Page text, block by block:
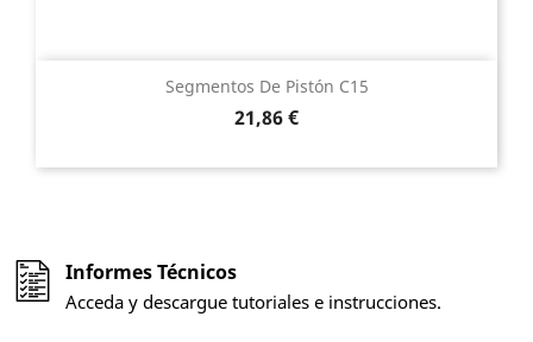
Segmentos De Pistón C15
Precio
21,86 €
Informes Técnicos
Acceda y descargue tutoriales e instrucciones.